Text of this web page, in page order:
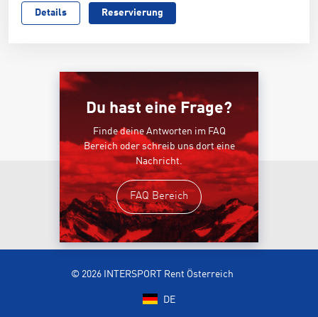
Details Reservierung
Du hast eine Frage?
Finde deine Antworten im FAQ
Bereich oder schreib uns dort eine
Nachricht.
FAQ Bereich
© 2026 INTERSPORT Rent Österreich
DE